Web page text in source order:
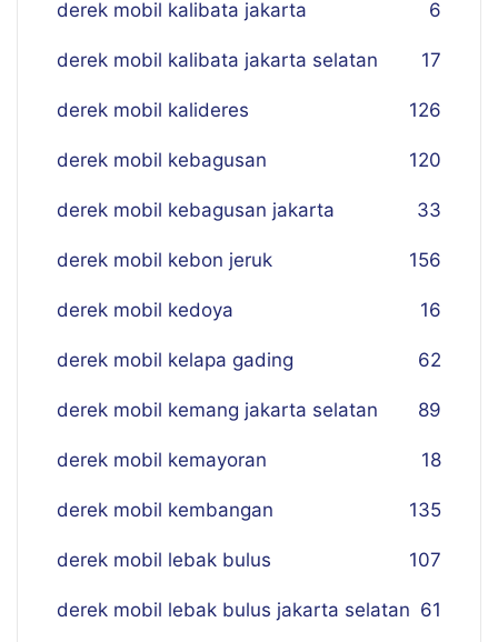
derek mobil kalibata jakarta 6
derek mobil kalibata jakarta selatan 17
derek mobil kalideres 126
derek mobil kebagusan 120
derek mobil kebagusan jakarta 33
derek mobil kebon jeruk 156
derek mobil kedoya 16
derek mobil kelapa gading 62
derek mobil kemang jakarta selatan 89
derek mobil kemayoran 18
derek mobil kembangan 135
derek mobil lebak bulus 107
derek mobil lebak bulus jakarta selatan 61